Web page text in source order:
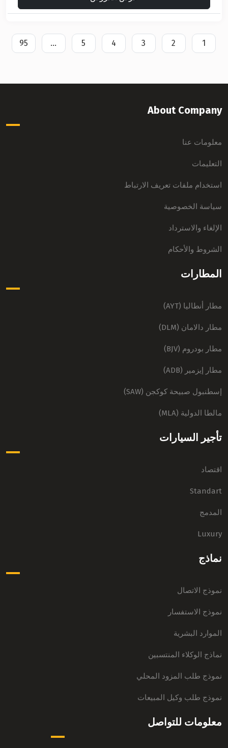
1
2
3
4
5
...
95
About Company
معلومات عنا
التعليمات
استخدام ملفات تعريف الارتباط
سياسة الخصوصية
الإلغاء والاسترداد
الشروط والأحكام
المطارات
مطار أنطاليا (AYT)
مطار دالامان (DLM)
مطار بودروم (BJV)
مطار إيزمير (ADB)
إسطنبول صبيحة كوكجن (SAW)
مالطا الدولية (MLA)
تأجير السيارات
اقتصاد
Standart
المدمج
Luxury
نماذج
نموذج الاتصال
نموذج الاستفسار
الموارد البشرية
نماذج الوكلاء المنتسبين
نموذج طلب المزود المحلي
نموذج طلب وكيل المبيعات
معلومات للتواصل